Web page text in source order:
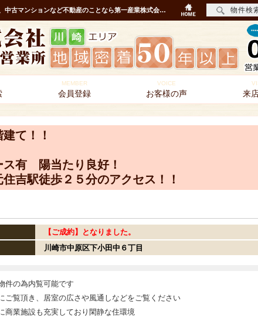
下小田中６丁目 全６棟 新築戸建 現地販売会 ｜川崎市の新築一戸建、中古住宅、土地、中古マンションなど不動産のことなら第一産業株式会社 中原営業所
MEMBER
会員登録
VOICE
お客様の声 来
て！！
有 陽当たり良好！
吉駅徒歩２５分のアクセス！！
【ご成約】となりました。
川崎市中原区下小田中６丁目
件の為内覧可能です
ご覧頂き、居室の広さや風通しなどをご覧ください
商業施設も充実しており閑静な住環境
物件検